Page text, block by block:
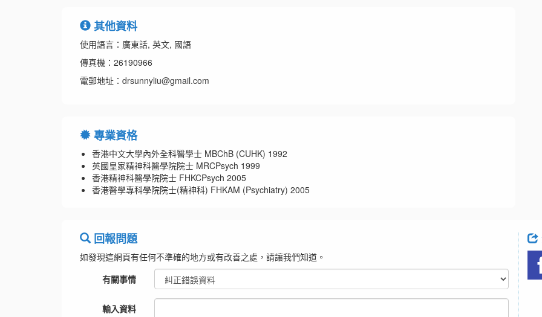
其他資料
使用語言：廣東話, 英文, 國語
傳真機：26190966
電郵地址：drsunnyliu@gmail.com
專業資格
香港中文大學內外全科醫學士 MBChB (CUHK) 1992
英國皇家精神科醫學院院士 MRCPsych 1999
香港精神科醫學院院士 FHKCPsych 2005
香港醫學專科學院院士(精神科) FHKAM (Psychiatry) 2005
回報問題
如發現這網頁有任何不準確的地方或有改善之處，請讓我們知道。
有關事情
輸入資料